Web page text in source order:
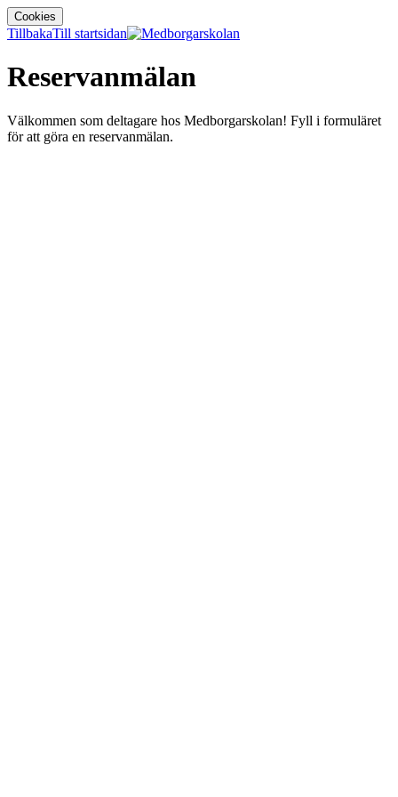
Cookies
TillbakaTill startsidan
Reservanmälan
Välkommen som deltagare hos Medborgarskolan! Fyll i formuläret
för att göra en reservanmälan.